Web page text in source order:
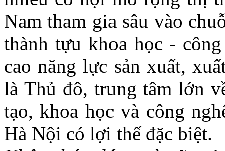
Nam tham gia sâu vào
thành tựu khoa học -
cao năng lực sản xuất,
là Thủ đô, trung tâm lớn
tạo, khoa học và công
Hà Nội có lợi thế đặc biệt.